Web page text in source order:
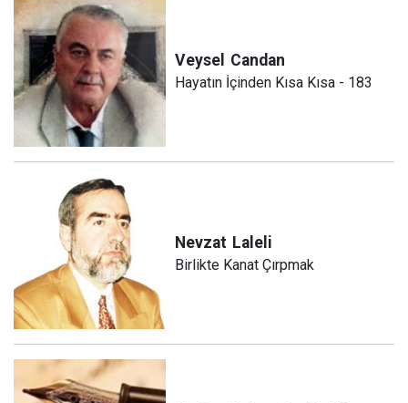
Veysel Candan
Hayatın İçinden Kısa Kısa - 183
Nevzat Laleli
Birlikte Kanat Çırpmak